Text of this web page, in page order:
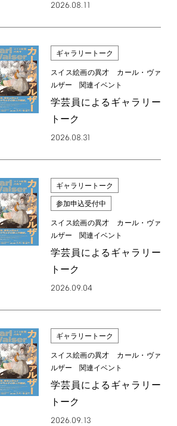
2026.08.11
ギャラリートーク
スイス絵画の異才 カール・ヴァ
ルザー 関連イベント
学芸員によるギャラリー
トーク
2026.08.31
ギャラリートーク
参加申込受付中
スイス絵画の異才 カール・ヴァ
ルザー 関連イベント
学芸員によるギャラリー
トーク
2026.09.04
ギャラリートーク
スイス絵画の異才 カール・ヴァ
ルザー 関連イベント
学芸員によるギャラリー
トーク
2026.09.13